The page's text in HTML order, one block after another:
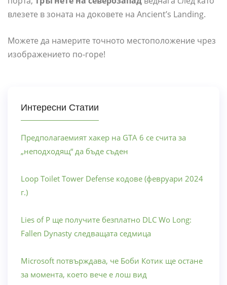
влезете в зоната на доковете на Ancient’s Landing.
Можете да намерите точното местоположение чрез
изображението по-горе!
Интересни Статии
Предполагаемият хакер на GTA 6 се счита за
„неподходящ“ да бъде съден
Loop Toilet Tower Defense кодове (февруари 2024
г.)
Lies of P ще получите безплатно DLC Wo Long:
Fallen Dynasty следващата седмица
Microsoft потвърждава, че Боби Котик ще остане
за момента, което вече е лош вид